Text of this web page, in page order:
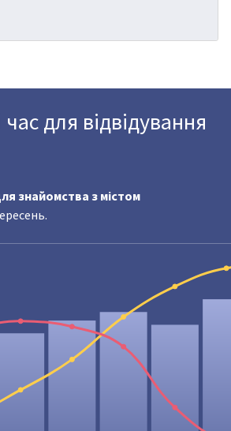
для відвідування
знайомства з містом